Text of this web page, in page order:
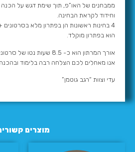
מוצרים
ממבחנים של האו”פ, תוך שימת דגש על הכנה
וחידוד לקראת הבחינה.
4 בחינות ראשונות הן בפתרון מלא
הוא בפתרון מוקלד.
אורך המרתון הוא כ- 8.5 שעות נטו של סרטונים!
אנו מאחלים לכם הצלחה רבה בלימוד
עדי וצוות “רגב גוטמן”